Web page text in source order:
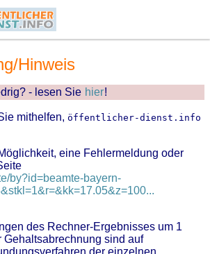
Hinweis
- lesen Sie hier!
mithelfen, öffentlicher-dienst.info
eine Fehlermeldung oder
by?id=beamte-bayern-
des Rechner-Ergebnisses um 1
Gehaltsabrechnung sind auf